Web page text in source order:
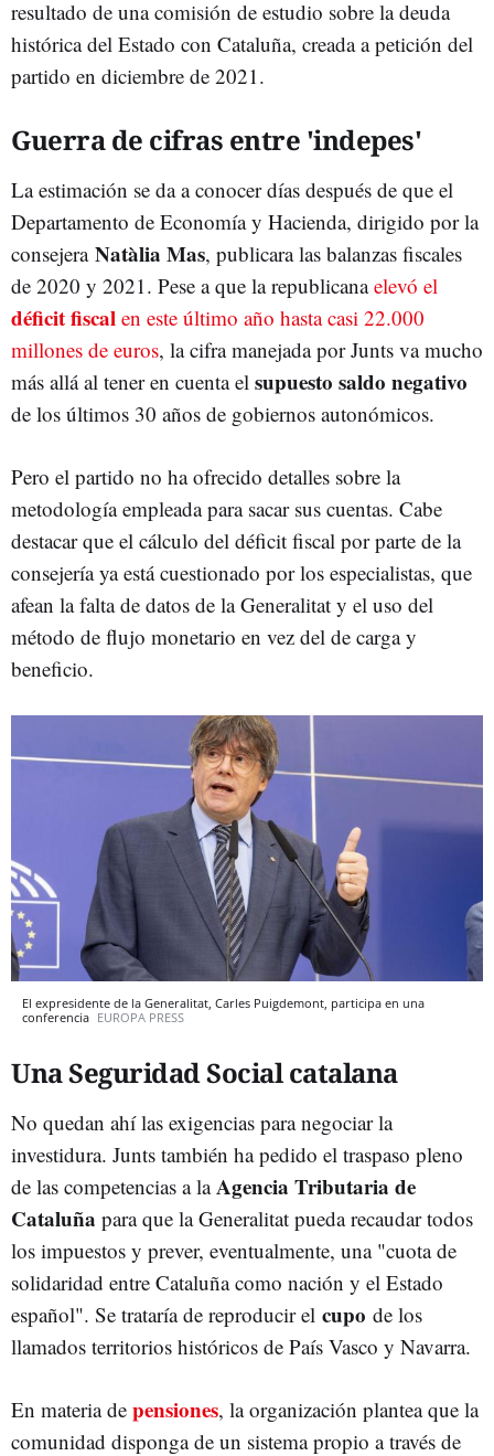
resultado de una comisión de estudio sobre la deuda
histórica del Estado con Cataluña, creada a petición del
partido en diciembre de 2021.
Guerra de cifras entre 'indepes'
La estimación se da a conocer días después de que el
Departamento de Economía y Hacienda, dirigido por la
consejera Natàlia Mas, publicara las balanzas fiscales
de 2020 y 2021. Pese a que la republicanaelevó el
déficitfiscal en este último año hasta casi 22.000
millones de euros, la cifra manejada por Junts va mucho
más allá al tener en cuenta el supuesto saldo negativo
de los últimos 30 años de gobiernos autonómicos.
Pero el partido no ha ofrecido detalles sobre la
metodología empleada para sacar sus cuentas. Cabe
destacar que el cálculo del déficit fiscal por parte de la
consejería ya está cuestionado por los especialistas, que
afean la falta de datos de la Generalitat y el uso del
método de flujo monetario en vez del de carga y
beneficio.
El expresidente de la Generalitat, Carles Puigdemont, participa en una
conferencia EUROPA PRESS
Una Seguridad Social catalana
No quedan ahí las exigencias para negociar la
investidura. Junts también ha pedido el traspaso pleno
de las competencias a laAgencia Tributaria de
Cataluña para que la Generalitat pueda recaudar todos
los impuestos y prever, eventualmente, una "cuota de
solidaridad entre Cataluña como nación y el Estado
español". Se trataría de reproducir el cupo de los
llamados territorios históricos de País Vasco y Navarra.
En materia de pensiones, la organización plantea que la
comunidad disponga de un sistema propio a través de